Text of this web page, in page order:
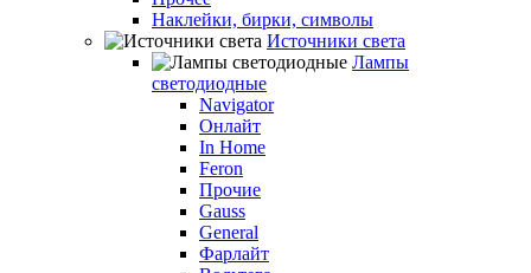
Наклейки, бирки, символы
Источники света
Лампы
светодиодные
Navigator
Онлайт
In Home
Feron
Прочие
Gauss
General
Фарлайт